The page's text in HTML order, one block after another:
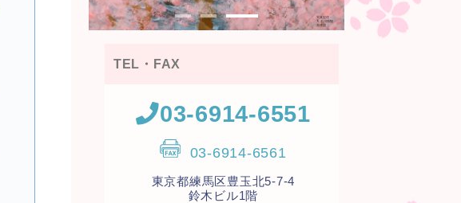
写真提供：
© 石川県観
光連盟
TEL・FAX
03-6914-6551
03-6914-6561
東京都練馬区豊玉北5-7-4
鈴木ビル1階